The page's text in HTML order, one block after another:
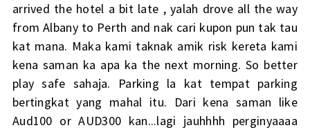
arrived the hotel a bit late , yalah drove all the way
from Albany to Perth and nak cari kupon pun tak tau
kat mana. Maka kami taknak amik risk kereta kami
kena saman ka apa ka the next morning. So better
play safe sahaja. Parking la kat tempat parking
bertingkat yang mahal itu. Dari kena saman like
Aud100 or AUD300 kan...lagi jauhhhh perginyaaaa